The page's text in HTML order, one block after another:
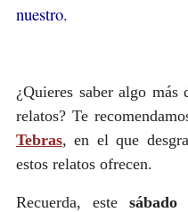
nuestro.
¿Quieres saber algo
relatos? Te
Tebras, en el que
estos relatos ofrecen.
Recuerda, este